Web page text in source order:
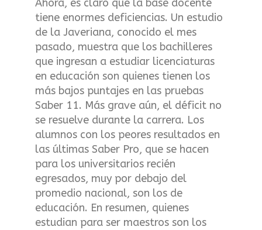
Ahora, es claro que la base docente
tiene enormes deficiencias. Un estudio
de la Javeriana, conocido el mes
pasado, muestra que los bachilleres
que ingresan a estudiar licenciaturas
en educación son quienes tienen los
más bajos puntajes en las pruebas
Saber 11. Más grave aún, el déficit no
se resuelve durante la carrera. Los
alumnos con los peores resultados en
las últimas Saber Pro, que se hacen
para los universitarios recién
egresados, muy por debajo del
promedio nacional, son los de
educación. En resumen, quienes
estudian para ser maestros son los